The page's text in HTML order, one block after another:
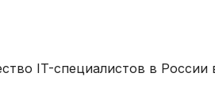
IT-специалистов в России